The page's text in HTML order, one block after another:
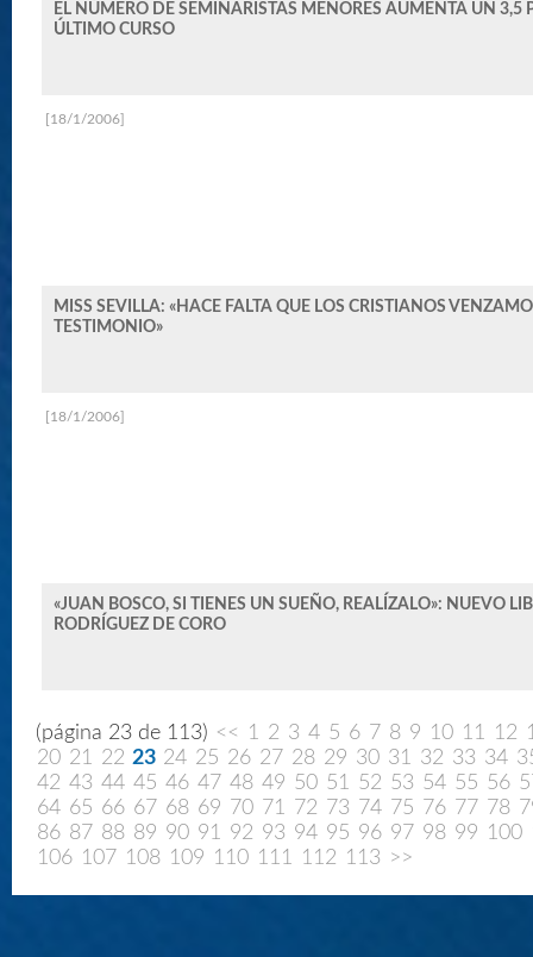
EL NÚMERO DE SEMINARISTAS MENORES AUMENTA UN 3,5
ÚLTIMO CURSO
MISS SEVILLA: «HACE FALTA QUE LOS CRISTIANOS
TESTIMONIO»
[18/1/2006]
«JUAN BOSCO, SI TIENES UN SUEÑO, REALÍZALO»: NUEVO
RODRÍGUEZ DE CORO
[18/1/2006]
(página 23 de 113) << 1 2 3 4 5 6 7 8 9 10 11 12
20 21 22 23 24 25 26 27 28 29 30 31 32 33 34
42 43 44 45 46 47 48 49 50 51 52 53 54 55 56
64 65 66 67 68 69 70 71 72 73 74 75 76 77 78
86 87 88 89 90 91 92 93 94 95 96 97 98 99 100
106 107 108 109 110 111 112 113 >>